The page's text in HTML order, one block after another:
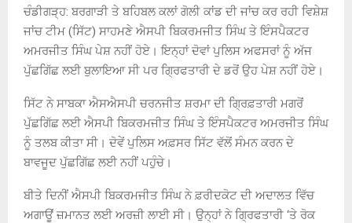
ਚੰਡੀਗੜ੍ਹ: ਬਰਗਾੜੀ ਤੇ ਬਹਿਬਲ ਕਲਾਂ ਗੋਲੀ ਕਾਂਡ ਦੀ ਜਾਂਚ ਕਰ ਰਹੀ ਵਿਸ਼ੇਸ਼
ਜਾਂਚ ਟੀਮ (ਸਿੱਟ) ਸਾਹਮਣੇ ਐਸਪੀ ਬਿਕਰਮਜੀਤ ਸਿੰਘ ਤੇ ਇੰਸਪੈਕਟਰ
ਅਮਰਜੀਤ ਸਿੰਘ ਪੇਸ਼ ਨਹੀਂ ਹੋਏ। ਇਨ੍ਹਾਂ ਦੋਵਾਂ ਪੁਲਿਸ ਅਫਸਰਾਂ ਨੂੰ ਅੱਜ
ਪੁੱਛਗਿੱਛ ਲਈ ਬੁਲਾਇਆ ਸੀ ਪਰ ਗ੍ਰਿਫਤਾਰੀ ਦੇ ਡਰੋਂ ਉਹ ਪੇਸ਼ ਨਹੀਂ ਹੋਏ।
ਸਿੱਟ ਨੇ ਸਾਬਕਾ ਐਸਐਸਪੀ ਚਰਨਜੀਤ ਸ਼ਰਮਾ ਦੀ ਗ੍ਰਿਫ਼ਤਾਰੀ ਮਗਰੋਂ
ਪੁੱਛਗਿੱਛ ਲਈ ਐਸਪੀ ਬਿਕਰਮਜੀਤ ਸਿੰਘ ਤੇ ਇੰਸਪੈਕਟਰ ਅਮਰਜੀਤ ਸਿੰਘ
ਨੂੰ ਤਲਬ ਕੀਤਾ ਸੀ। ਦੋਵੇਂ ਪੁਲਿਸ ਅਫ਼ਸਰ ਸਿੱਟ ਵੱਲੋਂ ਸੰਮਨ ਕਰਨ ਦੇ
ਬਾਵਜੂਦ ਪੁੱਛਗਿੱਛ ਲਈ ਨਹੀਂ ਪਹੁੰਚੇ।
ਬੀਤੇ ਦਿਨੀਂ ਐਸਪੀ ਬਿਕਰਮਜੀਤ ਸਿੰਘ ਨੇ ਫ਼ਰੀਦਕੋਟ ਦੀ ਅਦਾਲਤ ਵਿੱਚ
ਅਗਾਊਂ ਜ਼ਮਾਨਤ ਲਈ ਅਰਜ਼ੀ ਲਾਈ ਸੀ। ਉਨ੍ਹਾਂ ਨੇ ਗ੍ਰਿਫਤਾਰੀ ‘ਤੇ ਰੋਕ